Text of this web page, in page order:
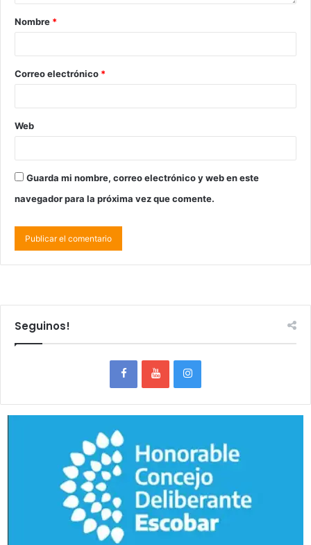
Nombre *
Correo electrónico *
Web
Guarda mi nombre, correo electrónico y web en este
navegador para la próxima vez que comente.
Seguinos!